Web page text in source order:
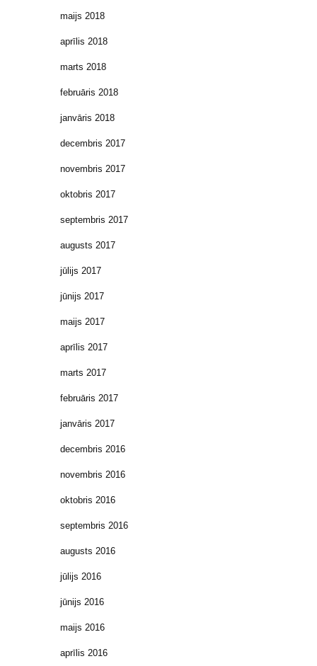
maijs 2018
aprīlis 2018
marts 2018
februāris 2018
janvāris 2018
decembris 2017
novembris 2017
oktobris 2017
septembris 2017
augusts 2017
jūlijs 2017
jūnijs 2017
maijs 2017
aprīlis 2017
marts 2017
februāris 2017
janvāris 2017
decembris 2016
novembris 2016
oktobris 2016
septembris 2016
augusts 2016
jūlijs 2016
jūnijs 2016
maijs 2016
aprīlis 2016